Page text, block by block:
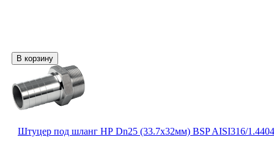
Штуцер под шланг НР Dn25 (33.7х32мм) BSP AISI316/1.4404